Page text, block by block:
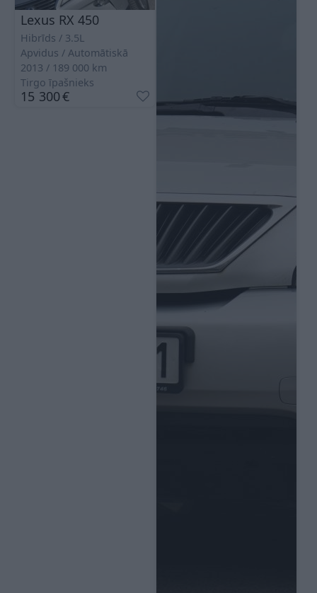
Lexus RX 450
Hibrīds
3.5L
Apvidus
Automātiskā
2013
189 000 km
Tirgo īpašnieks
15 300€